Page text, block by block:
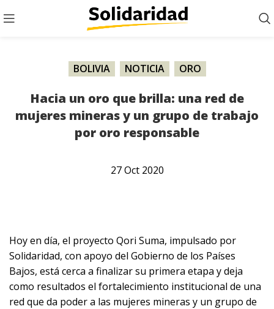
BOLIVIA NOTICIA ORO
Hacia un oro que brilla: una red de
mujeres mineras y un grupo de trabajo
por oro responsable
27Oct 2020
Hoy en día, el proyecto Qori Suma, impulsado por
Solidaridad, con apoyo del Gobierno de los Países
Bajos, está cerca a finalizar su primera etapa y deja
como resultados el fortalecimiento institucional de una
red que da poder a las mujeres mineras y un grupo de